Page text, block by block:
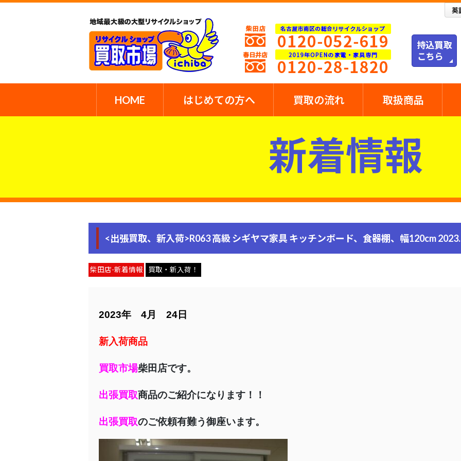
HOME はじめての方へ 買取の流れ 取扱商品
新着情報
<出張買取、新入荷>R063 高級 シギヤマ家具 キッチンボード、食器棚、幅120cm
柴田店-新着情報 買取・新入荷！
2023年 4月 24日
新入荷商品
買取市場柴田店です。
出張買取商品のご紹介になります！！
出張買取のご依頼有難う御座います。